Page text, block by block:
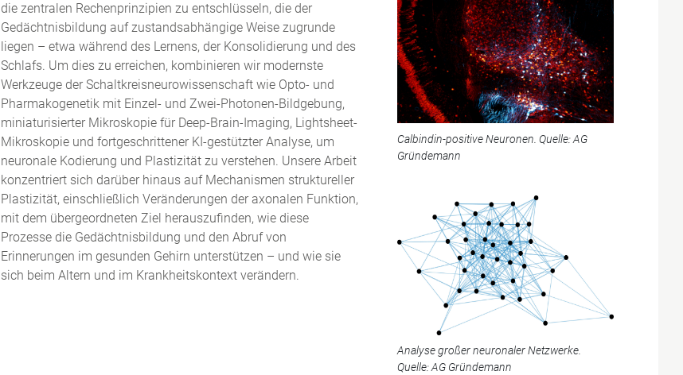
Calbindin-positive Neuronen. Quelle: AG
Gründemann
Analyse großer neuronaler Netzwerke.
Quelle: AG Gründemann
die zentralen Rechenprinzipien zu entschlüsseln, die der
Gedächtnisbildung auf zustandsabhängige Weise zugrunde
liegen – etwa während des Lernens, der Konsolidierung und des
Schlafs. Um dies zu erreichen, kombinieren wir modernste
Werkzeuge der Schaltkreisneurowissenschaft wie Opto- und
Pharmakogenetik mit Einzel- und Zwei-Photonen-Bildgebung,
miniaturisierter Mikroskopie für Deep-Brain-Imaging, Lightsheet-
Mikroskopie und fortgeschrittener KI-gestützter Analyse, um
neuronale Kodierung und Plastizität zu verstehen. Unsere Arbeit
konzentriert sich darüber hinaus auf Mechanismen struktureller
Plastizität, einschließlich Veränderungen der axonalen Funktion,
mit dem übergeordneten Ziel herauszufinden, wie diese
Prozesse die Gedächtnisbildung und den Abruf von
Erinnerungen im gesunden Gehirn unterstützen – und wie sie
sich beim Altern und im Krankheitskontext verändern.